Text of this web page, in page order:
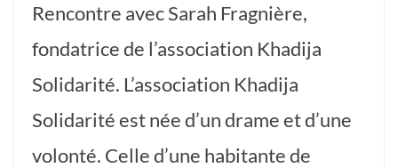
Rencontre avec Sarah Fragnière,
fondatrice de l’association Khadija
Solidarité. L’association Khadija
Solidarité est née d’un drame et d’une
volonté. Celle d’une habitante de